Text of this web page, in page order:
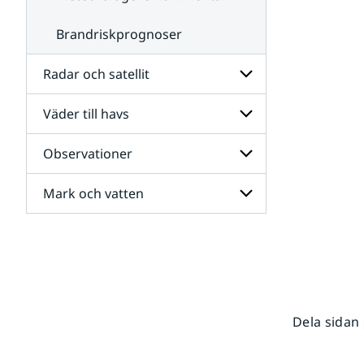
Brandriskprognoser
Radar och satellit
Undersidor
för
Radar
och
satellit
Väder till havs
Undersidor
för
Väder
till
havs
Observationer
Undersidor
för
Mark och vatten
Dela sidan